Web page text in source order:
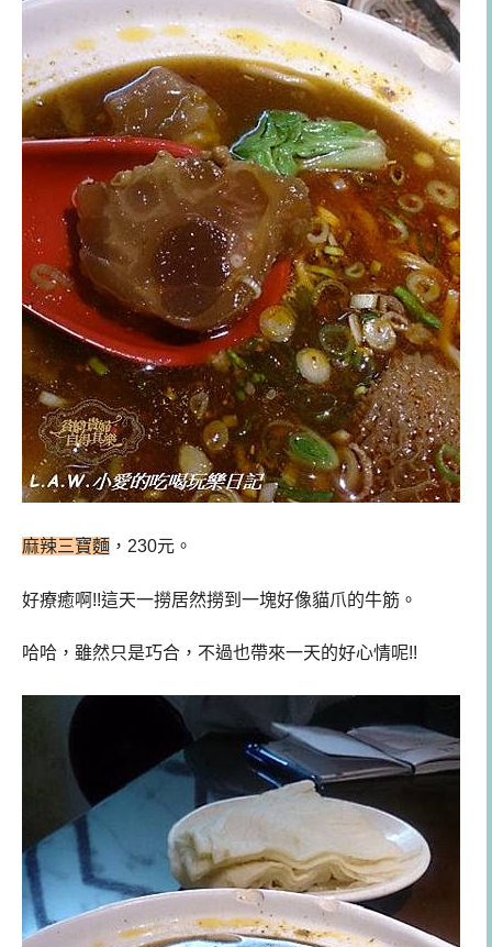
麻辣三寶麵 ，230元。
好療癒啊!!這天一撈居然撈到一塊好像貓爪的牛筋。
哈哈，雖然只是巧合，不過也帶來一天的好心情呢!!